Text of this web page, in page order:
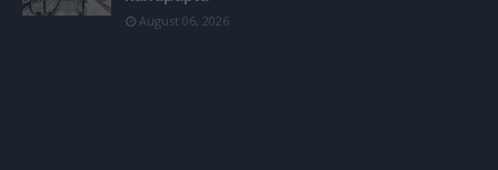
August 06, 2026